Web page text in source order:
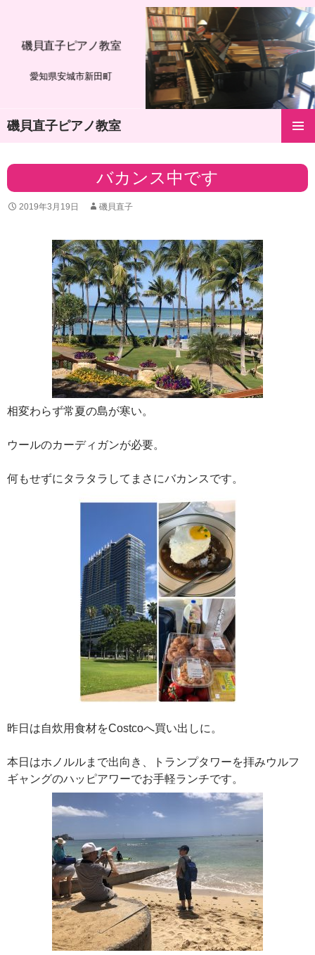
愛知県安城市新田町
磯貝直子ピアノ教室
磯貝直子ピアノ教室
テ
へ
バカンス中です
2019年3月19日 磯貝直子
相変わらず常夏の島が寒い。
ウールのカーディガンが必要。
何もせずにタラタラしてまさにバカンスです。
昨日は自炊用食材をCostcoへ買い出しに。
本日はホノルルまで出向き、トランプタワーを拝みウルフ
ギャングのハッピアワーでお手軽ランチです。